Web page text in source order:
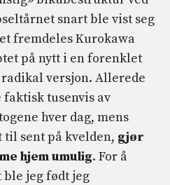
snart ble vist seg
fremdeles Kurokawa
på nytt i en forenklet
versjon. Allerede
tusenvis av
hver dag, mens
sent på kvelden, gjør
hjem umulig. For å
ble jeg født jeg